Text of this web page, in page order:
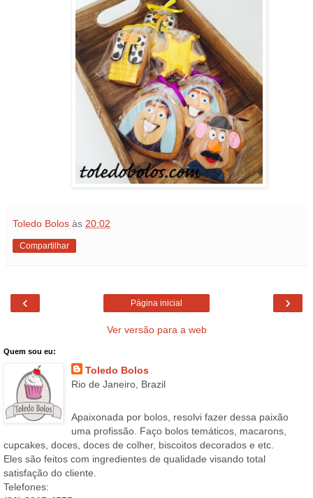
Toledo Bolos às 20:02
Compartilhar
‹ ›
Página inicial
Ver versão para a web
Quem sou eu:
Toledo Bolos
Rio de Janeiro, Brazil
Apaixonada por bolos, resolvi fazer dessa paixão
uma profissão. Faço bolos temáticos, macarons,
cupcakes, doces, doces de colher, biscoitos decorados e etc.
Eles são feitos com ingredientes de qualidade visando total
satisfação do cliente.
Telefones: